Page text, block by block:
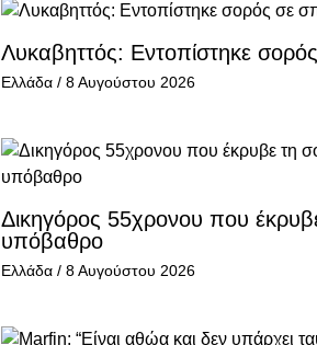
Λυκαβηττός: Εντοπίστηκε
Ελλάδα / 8 Αυγούστου 2026
Δικηγόρος 55χρονου που
υπόβαθρο
Ελλάδα / 8 Αυγούστου 2026